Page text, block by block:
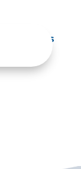
exigidos